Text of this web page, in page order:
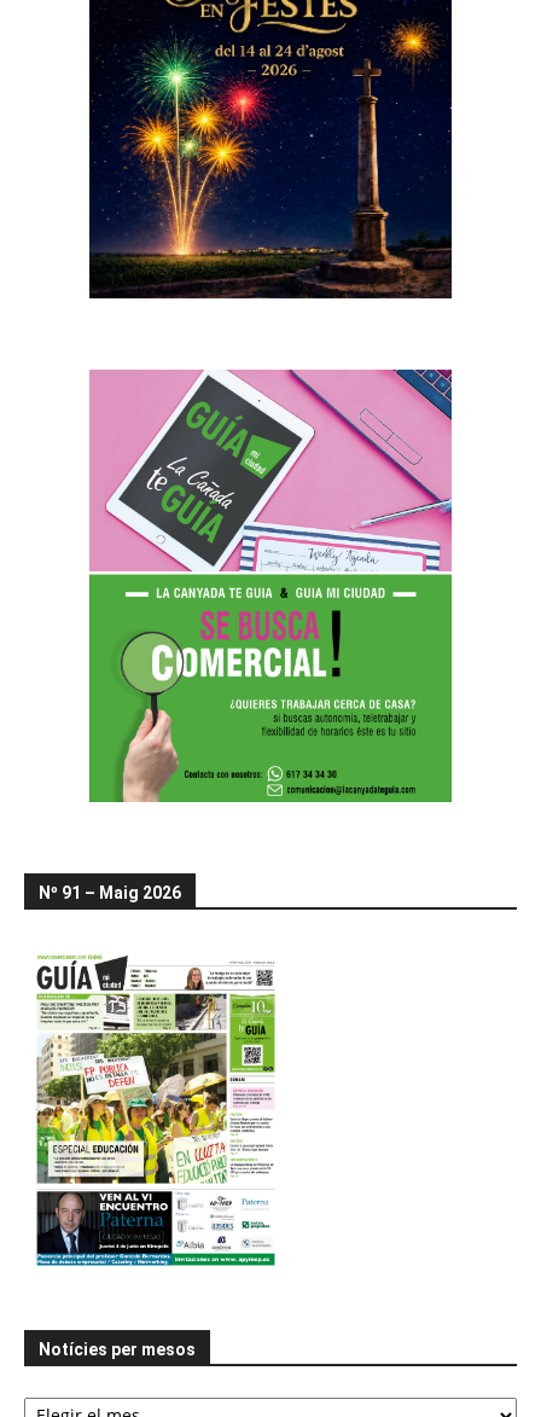
Nº 91 – Maig 2026
Notícies per mesos
Notícies